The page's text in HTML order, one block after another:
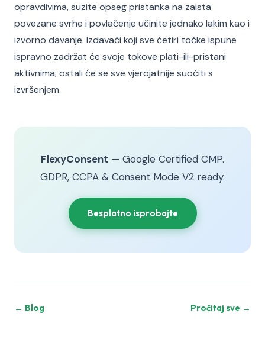
opravdivima, suzite opseg pristanka na zaista
povezane svrhe i povlačenje učinite jednako lakim kao i
izvorno davanje. Izdavači koji sve četiri točke ispune
ispravno zadržat će svoje tokove plati-ili-pristani
aktivnima; ostali će se sve vjerojatnije suočiti s
izvršenjem.
FlexyConsent — Google Certified CMP.
GDPR, CCPA & Consent Mode V2 ready.
Besplatno isprobajte
← Blog Pročitaj sve →